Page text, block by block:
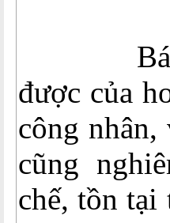
Báo
được của
công
cũng
chế, tồn tại